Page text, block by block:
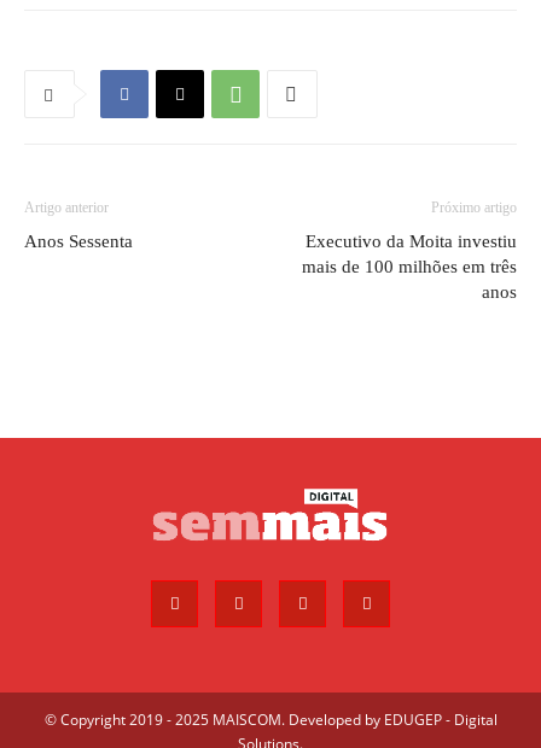
Artigo anterior
Anos Sessenta
Próximo artigo
Executivo da Moita investiu
mais de 100 milhões em três
anos
© Copyright 2019 - 2025 MAISCOM. Developed by EDUGEP - Digital
Solutions.